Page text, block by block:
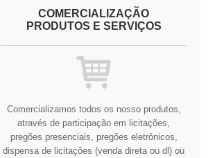
COMERCIALIZAÇÃO
PRODUTOS E SERVIÇOS
Comercializamos todos os nosso produtos,
através de participação em licitações,
pregões presenciais, pregões eletrônicos,
dispensa de licitações (venda direta ou dl) ou